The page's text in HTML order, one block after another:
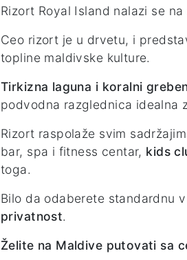
Rizort Royal Island nalazi se na
Ceo rizort je u drvetu, i
topline maldivske kulture.
Tirkizna laguna i koralni
podvodna razglednica idealna
Rizort raspolaže svim
bar, spa i fitness centar, kids
toga.
Bilo da odaberete standardnu
privatnost.
Želite na Maldive putovati sa